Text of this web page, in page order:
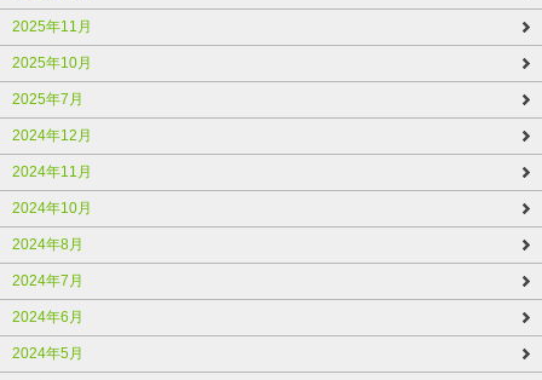
2025年11月
2025年10月
2025年7月
2024年12月
2024年11月
2024年10月
2024年8月
2024年7月
2024年6月
2024年5月